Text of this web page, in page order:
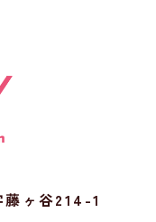
藤ヶ谷214-1